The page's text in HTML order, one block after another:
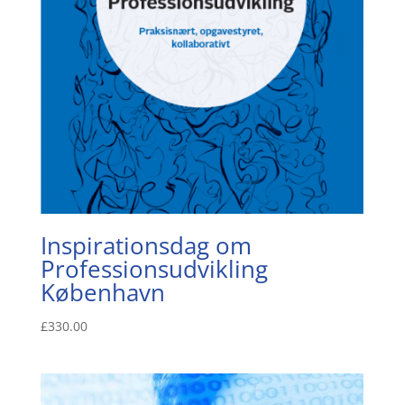
Inspirationsdag om
Professionsudvikling
København
£330.00